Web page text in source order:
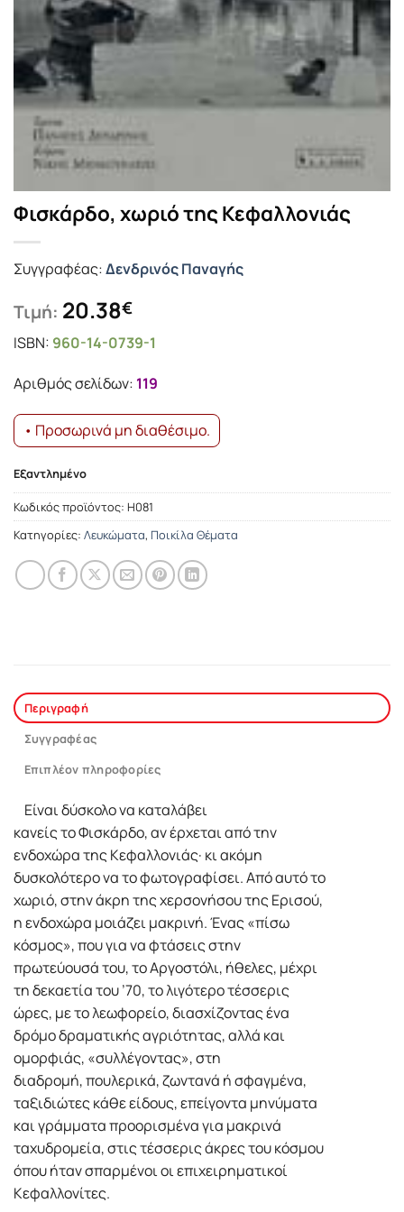
Φισκάρδο, χωριό της Κεφαλλονιάς
Συγγραφέας:Δενδρινός Παναγής
Τιμή: 20.38€
ISBN: 960-14-0739-1
Αριθμός σελίδων: 119
• Προσωρινά μη διαθέσιμο.
Εξαντλημένο
Κωδικός προϊόντος: Η081
Κατηγορίες: Λευκώματα, Ποικίλα Θέματα
Περιγραφή
Συγγραφέας
Επιπλέον πληροφορίες
Είναι δύσκολο να καταλάβει
κανείς το Φισκάρδο, αν έρχεται από την
ενδοχώρα της Κεφαλλονιάς· κι ακόμη
δυσκολότερο να το φωτογραφίσει. Από αυτό το
χωριό, στην άκρη της χερσονήσου της Ερισού,
η ενδοχώρα μοιάζει μακρινή. Ένας «πίσω
κόσμος», που για να φτάσεις στην
πρωτεύουσά του, το Αργοστόλι, ήθελες, μέχρι
τη δεκαετία του ’70, το λιγότερο τέσσερις
ώρες, με το λεωφορείο, διασχίζοντας ένα
δρόμο δραματικής αγριότητας, αλλά και
ομορφιάς, «συλλέγοντας», στη
διαδρομή, πουλερικά, ζωντανά ή σφαγμένα,
ταξιδιώτες κάθε είδους, επείγοντα μηνύματα
και γράμματα προορισμένα για μακρινά
ταχυδρομεία, στις τέσσερις άκρες του κόσμου
όπου ήταν σπαρμένοι οι επιχειρηματικοί
Κεφαλλονίτες.